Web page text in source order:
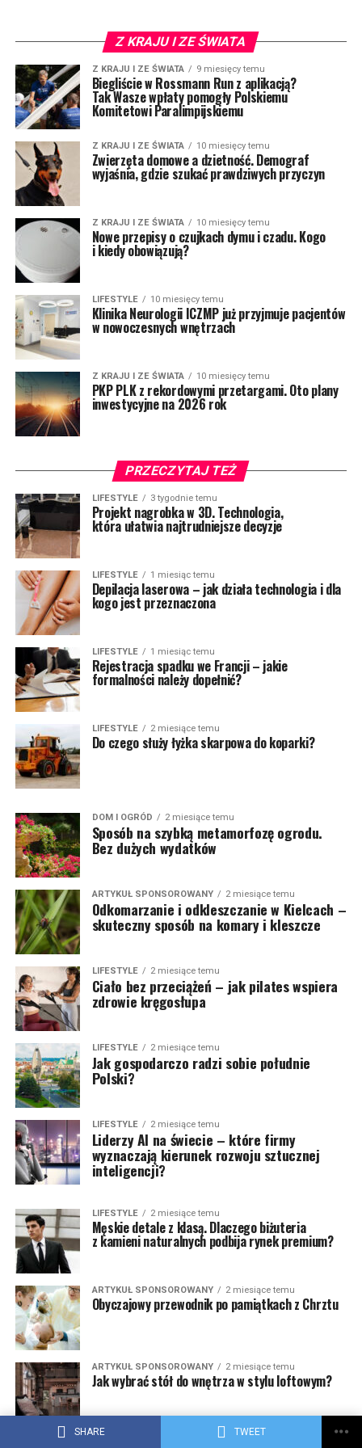
SHARE TWEET
Z KRAJU I ZE ŚWIATA
Z KRAJU I ZE ŚWIATA 9 miesięcy temu
Biegliście w Rossmann Run z aplikacją?
Tak Wasze wpłaty pomogły Polskiemu
Komitetowi Paralimpijskiemu
Z KRAJU I ZE ŚWIATA 10 miesięcy temu
Zwierzęta domowe a dzietność. Demograf
wyjaśnia, gdzie szukać prawdziwych przyczyn
Z KRAJU I ZE ŚWIATA 10 miesięcy temu
Nowe przepisy o czujkach dymu i czadu. Kogo
i kiedy obowiązują?
LIFESTYLE 10 miesięcy temu
Klinika Neurologii ICZMP już przyjmuje pacjentów
w nowoczesnych wnętrzach
Z KRAJU I ZE ŚWIATA 10 miesięcy temu
PKP PLK z rekordowymi przetargami. Oto plany
inwestycyjne na 2026 rok
PRZECZYTAJ TEŻ
LIFESTYLE 3 tygodnie temu
Projekt nagrobka w 3D. Technologia,
która ułatwia najtrudniejsze decyzje
LIFESTYLE 1 miesiąc temu
Depilacja laserowa – jak działa technologia i dla
kogo jest przeznaczona
LIFESTYLE 1 miesiąc temu
Rejestracja spadku we Francji – jakie
formalności należy dopełnić?
LIFESTYLE 2 miesiące temu
Do czego służy łyżka skarpowa do koparki?
DOM I OGRÓD 2 miesiące temu
Sposób na szybką metamorfozę ogrodu.
Bez dużych wydatków
ARTYKUŁ SPONSOROWANY 2 miesiące temu
Odkomarzanie i odkleszczanie w Kielcach –
skuteczny sposób na komary i kleszcze
LIFESTYLE 2 miesiące temu
Ciało bez przeciążeń – jak pilates wspiera
zdrowie kręgosłupa
LIFESTYLE 2 miesiące temu
Jak gospodarczo radzi sobie południe
Polski?
LIFESTYLE 2 miesiące temu
Liderzy AI na świecie – które firmy
wyznaczają kierunek rozwoju sztucznej
inteligencji?
LIFESTYLE 2 miesiące temu
Męskie detale z klasą. Dlaczego biżuteria
z kamieni naturalnych podbija rynek premium?
ARTYKUŁ SPONSOROWANY 2 miesiące temu
Obyczajowy przewodnik po pamiątkach z Chrztu
ARTYKUŁ SPONSOROWANY 2 miesiące temu
Jak wybrać stół do wnętrza w stylu loftowym?